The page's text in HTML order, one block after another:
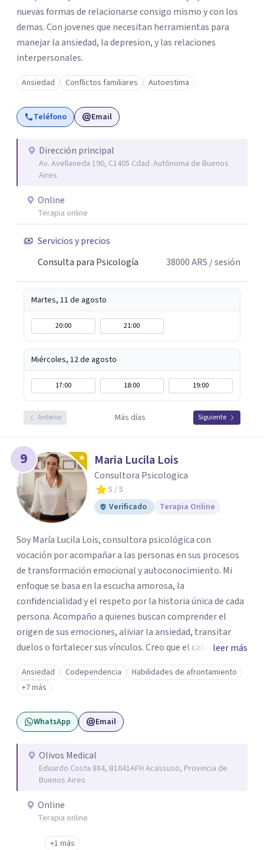
nuevas formas de relacionarse consigo mismo y con los
demas. Con jovenes que necesitan herramientas para
manejar la ansiedad, la depresion, y las relaciones
interpersonales.
Ansiedad Conflictos familiares Autoestima
Teléfono Email
Dirección principal
Av. Avellaneda 190, C1405 Cdad. Autónoma de Buenos
Aires
Online
Terapia online
Servicios y precios
Consulta para Psicología
38000ARS / sesión
Martes, 11 de agosto
20:00 21:00
Miércoles, 12 de agosto
17:00 18:00 19:00
Anterior Más días Siguiente
9 Maria Lucila Lois
Consultora Psicologica
5 / 5
Verificado
Terapia Online
Soy María Lucila Lois, consultora psicológica con
vocación por acompañar a las personas en sus procesos
de transformación emocional y autoconocimiento. Mi
enfoque se basa en la escucha amorosa, la
confidencialidad y el respeto por la historia única de cada
persona. Acompaño a quienes buscan comprender el
origen de sus emociones, aliviar la ansiedad, transitar
duelos o fortalecer sus vínculos. Creo que el camino hacia
una vida más auténtica comienza cuando nos animamos
a mirar hacia adentro y a reconocer las raíces de lo que
sentimos.
leer más
Ansiedad Codependencia
Habilidades de afrontamiento
+7 más
WhatsApp Email
Olivos Medical
Eduardo Costa 884, B1641AFH Acassuso, Provincia de
Buenos Aires
Online
Terapia online
+1 más